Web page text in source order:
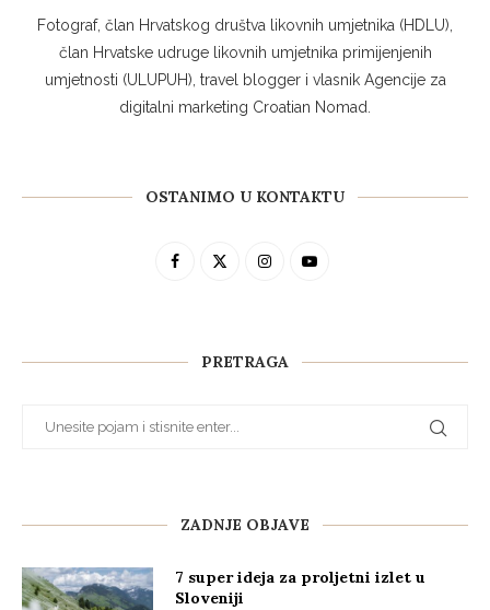
Fotograf, član Hrvatskog društva likovnih umjetnika (HDLU),
član Hrvatske udruge likovnih umjetnika primijenjenih
umjetnosti (ULUPUH), travel blogger i vlasnik Agencije za
digitalni marketing Croatian Nomad.
OSTANIMO U KONTAKTU
PRETRAGA
ZADNJE OBJAVE
7 super ideja za proljetni izlet u
Sloveniji